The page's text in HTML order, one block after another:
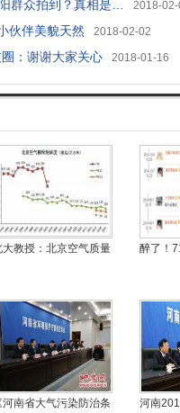
群众拍到？真相是… 2018-02-
伙伴美貌天然 2018-02-02
：谢谢大家关心 2018-01-16
大教授：北京空气质量 醉了！
河南省大气污染防治条
河南